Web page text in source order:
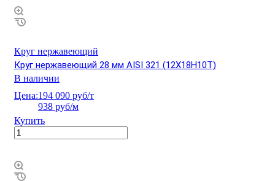
Круг нержавеющий
Круг нержавеющий 28 мм AISI 321 (12Х18Н10Т)
В наличии
Цена:194 090 руб/т
938 руб/м
Купить